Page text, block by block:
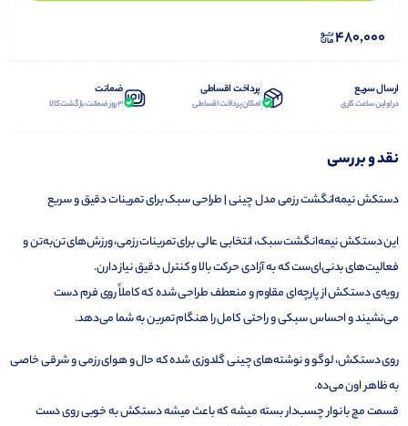
480,000
ارسال سریع
در اولین ساعت کاری
پرداخت اقساطی
امکان پرداخت اقساطی
ضمانت
3 روز ضمانت بازگشت کالا
نقد و بررسی
دستکش نیمه‌انگشت رزمی مدل چینی | طراحی سبک برای تمرینات دقیق و سریع
این دستکش نیمه‌انگشت سبک، انتخابی عالی برای تمرینات رزمی، ورزش‌های تن‌به‌تن و
فعالیت‌های بدنی‌ای‌ست که به آزادی حرکت بالا و کنترل دقیق نیاز دارن.
رویه‌ی دستکش از پارچه‌ای مقاوم و منعطف طراحی شده که کاملاً روی فرم دست
می‌نشیند و احساس سبکی و راحتی کامل را هنگام تمرین به شما می‌دهد.
روی دستکش، لوگو و نوشته‌های چینی گلدوزی شده که حال و هوای رزمی و شرقی خاصی
به ظاهر اون می‌ده.
قسمت مچ با نوار چسب‌دار بسته میشه که باعث میشه دستکش به خوبی روی دست